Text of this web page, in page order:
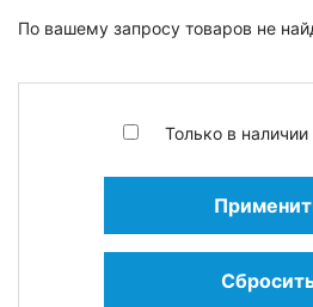
Только в наличии
По вашему запросу товаров не